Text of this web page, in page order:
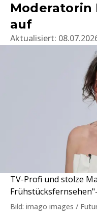
Moderatorin
auf
Aktualisiert:
TV-Profi und stolze
Bild: imago images /